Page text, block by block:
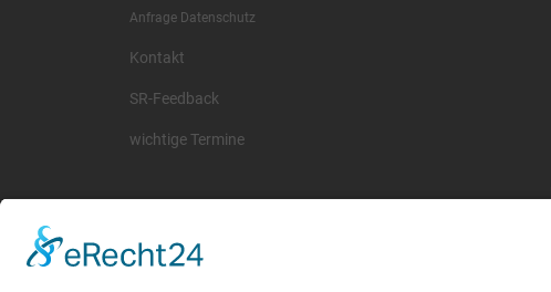
Anfrage Datenschutz
Kontakt
SR-Feedback
wichtige Termine